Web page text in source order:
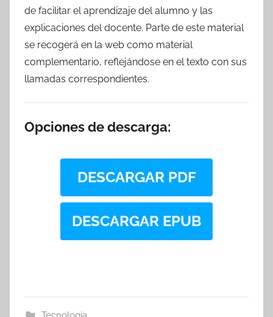
de facilitar el aprendizaje del alumno y las
explicaciones del docente. Parte de este material
se recogerá en la web como material
complementario, reflejándose en el texto con sus
llamadas correspondientes.
Opciones de descarga:
DESCARGAR PDF
DESCARGAR EPUB